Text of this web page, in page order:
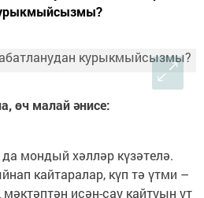
өч малай әнисе:
мондый хәлләр күзәтелә.
кайтаралар, күп тә үтми –
исән-сау кайтуын ут